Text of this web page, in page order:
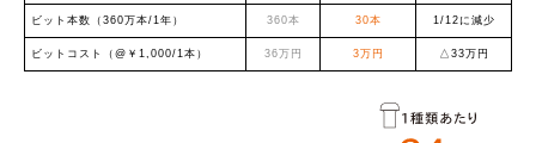
ビット本数（360万本/1年） 360本 30本 1/12に減少
ビットコスト（@￥1,000/1本） 36万円 3万円 △33万円